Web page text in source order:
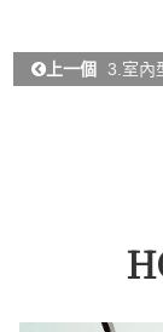
上一個 3.室內